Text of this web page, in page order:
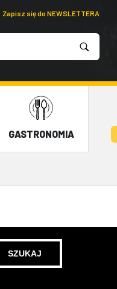
Zapisz się do NEWSLETTERA
GASTRONOMIA